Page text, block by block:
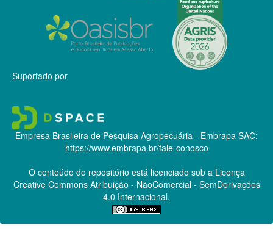
Suportado por
Empresa Brasileira de Pesquisa Agropecuária - Embrapa SAC:
https://www.embrapa.br/fale-conosco
O conteúdo do repositório está licenciado sob a Licença
Creative CommonsAtribuição - NãoComercial - SemDerivações
4.0 Internacional.